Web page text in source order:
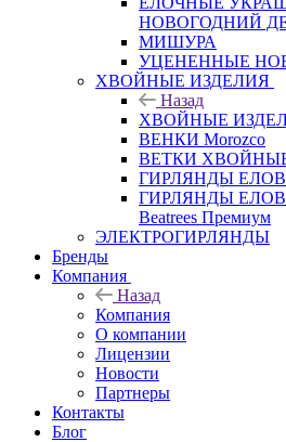
НОВОГОДНИЙ
МИШУРА
УЦЕНЕННЫЕ
ХВОЙНЫЕ ИЗДЕЛИЯ
Назад
ХВОЙНЫЕ
ВЕНКИ Morozco
ВЕТКИ ХВОЙНЫЕ
ГИРЛЯНДЫ
ГИРЛЯНДЫ
Beatrees Премиум
ЭЛЕКТРОГИРЛЯНДЫ
Бренды
Компания
Назад
Компания
О компании
Лицензии
Новости
Партнеры
Контакты
Блог